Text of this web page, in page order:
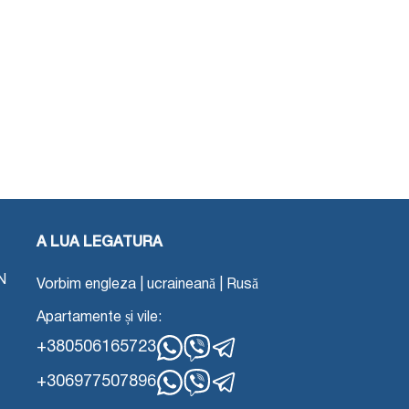
A LUA LEGATURA
Vorbim engleza | ucraineană | Rusă
Apartamente și vile:
+380506165723
WhatsApp
ViberTelegramă
+306977507896